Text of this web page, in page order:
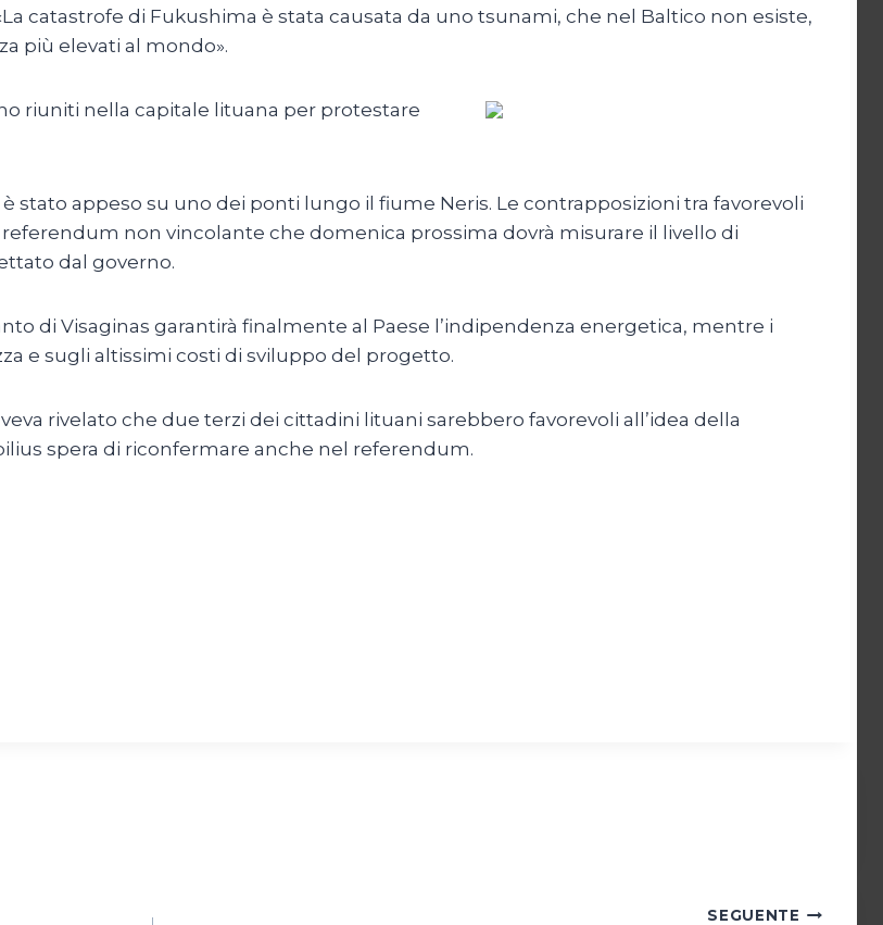
catastrofe di Fukushima è stata causata da uno tsunami, che nel Baltico non esiste,
più elevati al mondo».
riuniti nella capitale lituana per protestare
stato appeso su uno dei ponti lungo il fiume Neris. Le contrapposizioni tra favorevoli
non vincolante che domenica prossima dovrà misurare il livello di
dal governo.
di Visaginas garantirà finalmente al Paese l’indipendenza energetica, mentre i
e sugli altissimi costi di sviluppo del progetto.
rivelato che due terzi dei cittadini lituani sarebbero favorevoli all’idea della
spera di riconfermare anche nel referendum.
SEGUENTE